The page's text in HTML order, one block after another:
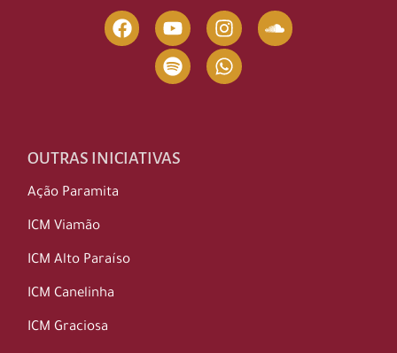
OUTRAS INICIATIVAS
Ação Paramita
ICM Viamão
ICM Alto Paraíso
ICM Canelinha
ICM Graciosa